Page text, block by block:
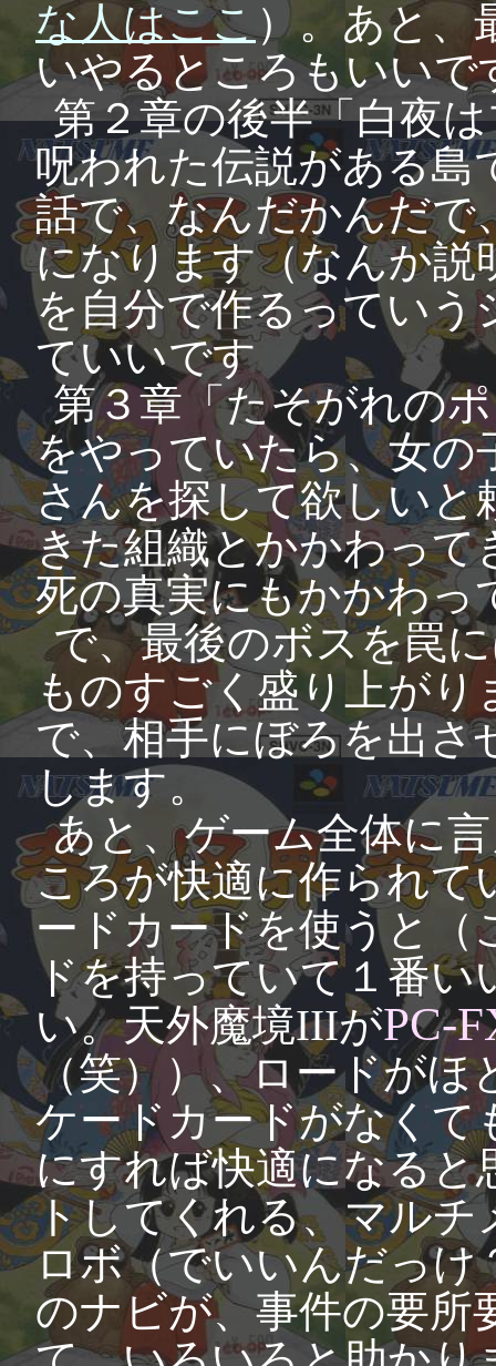
な人はここ）。あと、
いやるところもいいで
第２章の後半「白夜
呪われた伝説がある島
話で、なんだかんだで
になります（なんか説
を自分で作るっていう
ていいです
第３章「たそがれの
をやっていたら、女の
さんを探して欲しいと
きた組織とかかわって
死の真実にもかかわっ
で、最後のボスを罠
ものすごく盛り上が
で、相手にぼろを出さ
します。
あと、ゲーム全体に
ころが快適に作られて
ードカードを使うと（
ドを持っていて１番
い。天外魔境IIIがPC-
（笑））、ロードがほ
ケードカードがなくて
にすれば快適になると
トしてくれる、マル
ロボ（でいいんだっけ
のナビが、事件の要所